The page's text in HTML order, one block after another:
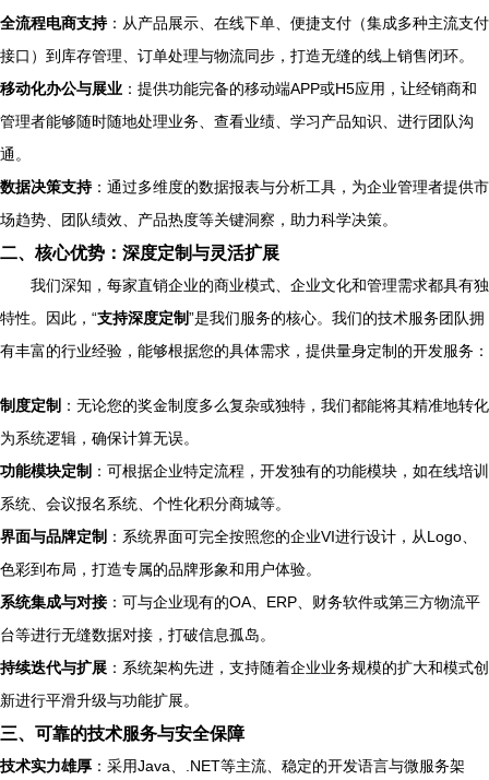
全流程电商支持：从产品展示、在线下单、便捷支付（集成多种主流支付
接口）到库存管理、订单处理与物流同步，打造无缝的线上销售闭环。
移动化办公与展业 ：提供功能完备的移动端APP或H5应用，让经销商和
管理者能够随时随地处理业务、查看业绩、学习产品知识、进行团队沟
通。
数据决策支持：通过多维度的数据报表与分析工具，为企业管理者提供市
场趋势、团队绩效、产品热度等关键洞察，助力科学决策。
二、核心优势：深度定制与灵活扩展
我们深知，每家直销企业的商业模式、企业文化和管理需求都具有独
特性。因此，“支持深度定制”是我们服务的核心。我们的技术服务团队拥
有丰富的行业经验，能够根据您的具体需求，提供量身定制的开发服务：
制度定制 ：无论您的奖金制度多么复杂或独特，我们都能将其精准地转化
为系统逻辑，确保计算无误。
功能模块定制 ：可根据企业特定流程，开发独有的功能模块，如在线培训
系统、会议报名系统、个性化积分商城等。
界面与品牌定制 ：系统界面可完全按照您的企业VI进行设计，从Logo、
色彩到布局，打造专属的品牌形象和用户体验。
系统集成与对接 ：可与企业现有的OA、ERP、财务软件或第三方物流平
台等进行无缝数据对接，打破信息孤岛。
持续迭代与扩展 ：系统架构先进，支持随着企业业务规模的扩大和模式创
新进行平滑升级与功能扩展。
三、可靠的技术服务与安全保障
技术实力雄厚 ：采用Java、.NET等主流、稳定的开发语言与微服务架